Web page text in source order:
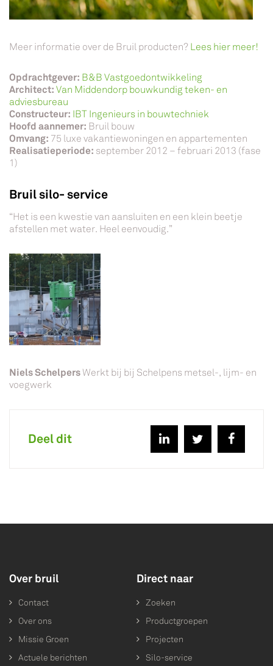
Meer informatie over de Bruil producten? Lees hier meer!
Opdrachtgever: B&B Vastgoedontwikkeling
Architect: Van Middendorp bouwkundig teken- en
adviesbureau
Constructeur: IBT Ingenieurs in bouwtechniek
Hoofd aannemer: Bruil bouw
Omvang: 75 luxe vakantiewoningen en appartementen
Realisatieperiode: september 2012 – februari 2013 (fase
1)
Bruil silo- service
“Het is een kwestie van aansluiten en een klein beetje
afstellen met water. Heel eenvoudig.”
Niels Schelpers Werkt bij bij Schelpens metsel-, lijm- en
voegwerk
Deel dit
Over bruil
Contact
Over ons
Missie Groen
Actuele berichten
Direct naar
Zoeken
Productgroepen
Projecten
Silo-service